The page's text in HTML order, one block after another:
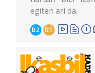
egiten ari da.
B2 B1